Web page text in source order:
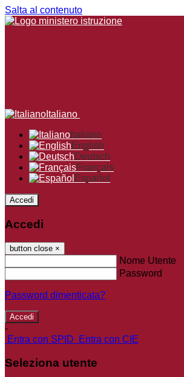
Salta al contenuto
Italiano
Italiano
English
Deutsch
Français
Español
Accedi
Accedi
button close ×
Nome Utente
Password
Password dimenticata?
-
Entra con SPID
Entra con CIE
Seleziona utente